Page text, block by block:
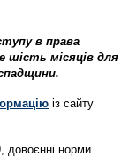
в права
шість місяців для
із сайту
довоєнні норми